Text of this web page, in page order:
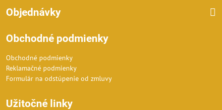
Objednávky
Obchodné podmienky
Obchodné podmienky
Reklamačné podmienky
Formulár na odstúpenie od zmluvy
Užitočné linky